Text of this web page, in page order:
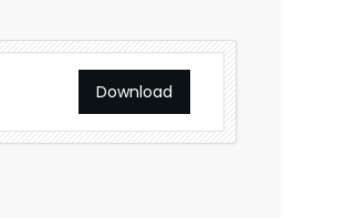
Download